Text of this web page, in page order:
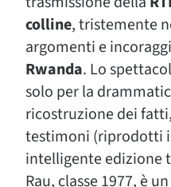
colline, tristemente
argomenti e
Rwanda. Lo
solo per la
ricostruzione dei
testimoni (riprodotti
intelligente edizione
Rau, classe 1977, è